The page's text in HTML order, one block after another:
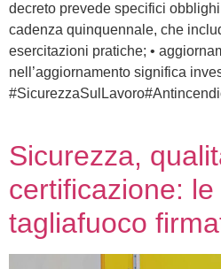
decreto prevede specifici
cadenza quinquennale, che
esercitazioni pratiche; •
nell’aggiornamento significa
Sicurezza,
certificazione:
tagliafuoco